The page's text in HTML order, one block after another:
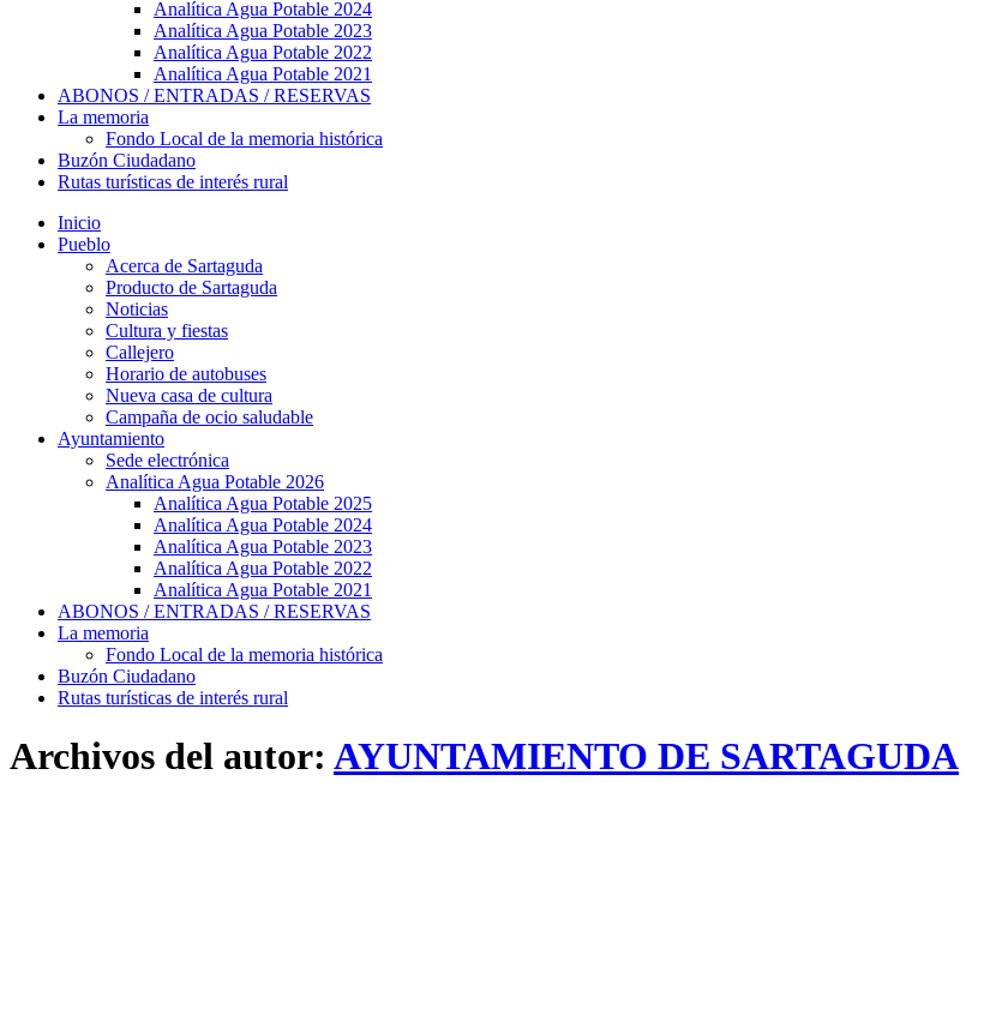
Analítica Agua Potable 2024
Analítica Agua Potable 2023
Analítica Agua Potable 2022
Analítica Agua Potable 2021
ABONOS / ENTRADAS / RESERVAS
La memoria
Fondo Local de la memoria histórica
Buzón Ciudadano
Rutas turísticas de interés rural
Inicio
Pueblo
Acerca de Sartaguda
Producto de Sartaguda
Noticias
Cultura y fiestas
Callejero
Horario de autobuses
Nueva casa de cultura
Campaña de ocio saludable
Ayuntamiento
Sede electrónica
Analítica Agua Potable 2026
Analítica Agua Potable 2025
Analítica Agua Potable 2024
Analítica Agua Potable 2023
Analítica Agua Potable 2022
Analítica Agua Potable 2021
ABONOS / ENTRADAS / RESERVAS
La memoria
Fondo Local de la memoria histórica
Buzón Ciudadano
Rutas turísticas de interés rural
Archivos del autor: AYUNTAMIENTO DE SARTAGUDA